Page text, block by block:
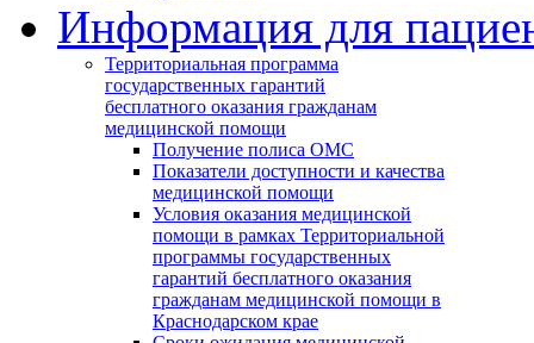
Информация для
Территориальная программа
государственных гарантий
бесплатного оказания гражданам
медицинской помощи
Получение полиса ОМС
Показатели доступности и качества
медицинской помощи
Условия оказания медицинской
помощи в рамках Территориальной
программы государственных
гарантий бесплатного оказания
гражданам медицинской помощи в
Краснодарском крае